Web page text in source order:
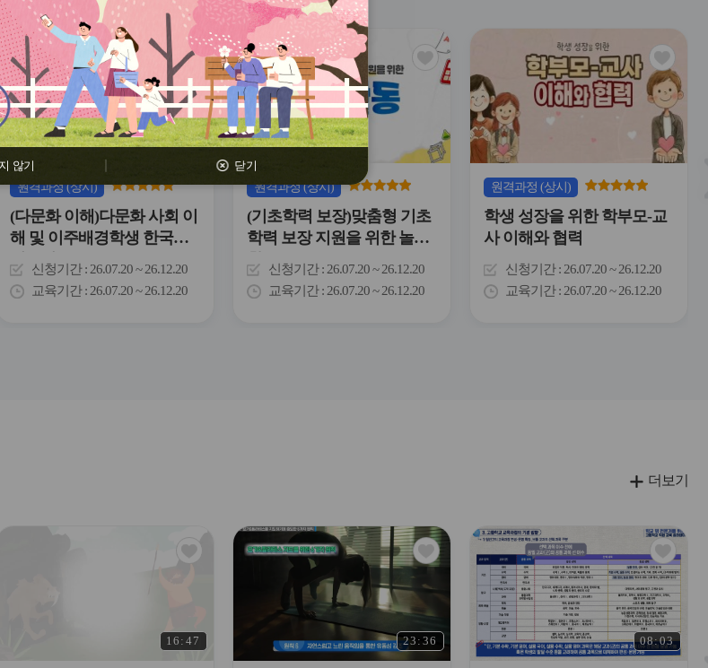
관
심
아
이
콘
원격과정(상시)
(다문화 이해)다문화 사회 이
해 및 이주배경학생 한국어
지도법
신청기간 26.07.20 ~ 26.12.20
교육기간 26.07.20 ~ 26.12.20
원격과정(상시)
(기초학력 보장)맞춤형 기초
학력 보장 지원을 위한 놀이
활동
신청기간 26.07.20 ~ 26.12.20
교육기간 26.07.20 ~ 26.12.20
관
심
아
이
콘
원격과정 (상시)
학생 성장을 위한 학부모-교
사 이해와 협력
신청기간 26.07.20 ~ 26.12.20
교육기간 26.07.20 ~ 26.12.20
16:47
심
아
23:36
심
아
이
콘
08:03
더보기
않기 닫기